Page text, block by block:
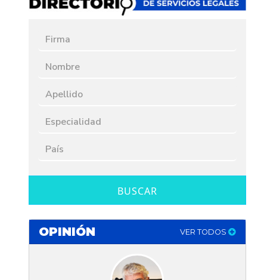
BUSCAR
OPINIÓN VER TODOS